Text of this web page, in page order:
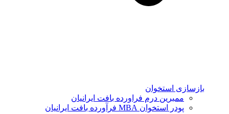
بازسازی استخوان
ممبرین درم فراورده بافت ایرانیان
پودر استخوان MBA فرآورده بافت ایرانیان